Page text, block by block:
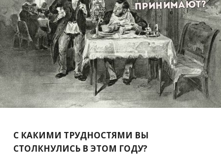
С КАКИМИ ТРУДНОСТЯМИ ВЫ
СТОЛКНУЛИСЬ В ЭТОМ ГОДУ?